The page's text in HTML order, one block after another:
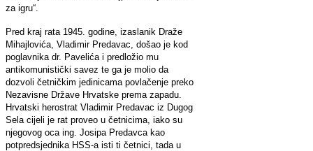
za igru“.
Pred kraj rata 1945. godine, izaslanik Draže
Mihajlovića, Vladimir Predavac, došao je kod
poglavnika dr. Pavelića i predložio mu
antikomunistički savez te ga je molio da
dozvoli četničkim jedinicama povlačenje preko
Nezavisne Države Hrvatske prema zapadu.
Hrvatski herostrat Vladimir Predavac iz Dugog
Sela cijeli je rat proveo u četnicima, iako su
njegovog oca ing. Josipa Predavca kao
potpredsjednika HSS-a isti ti četnici, tada u